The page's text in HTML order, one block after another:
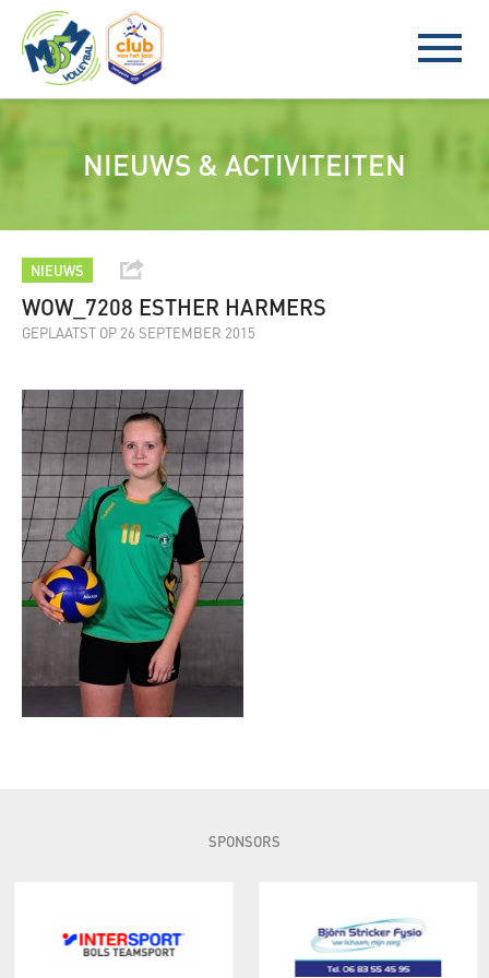
NIEUWS & ACTIVITEITEN
NIEUWS
WOW_7208 ESTHER HARMERS
GEPLAATST OP 26 SEPTEMBER 2015
SPONSORS